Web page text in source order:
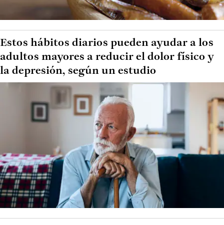
Estos hábitos diarios pueden ayudar a los
adultos mayores a reducir el dolor físico y
la depresión, según un estudio